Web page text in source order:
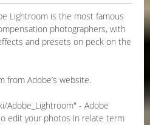
Lightroom is the most famous
photographers, with
and presets on peck on the
from Adobe’s website.
Adobe_Lightroom" - Adobe
edit your photos in relate term